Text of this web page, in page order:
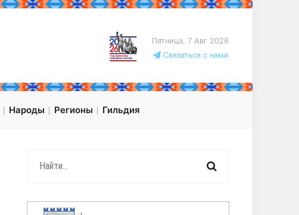
Пятница, 7 Авг 2026
Связаться с нами
Народы Регионы Гильдия